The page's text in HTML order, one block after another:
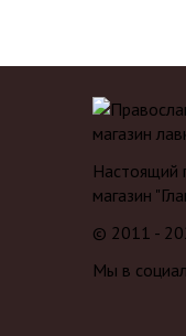
Настоящий
магазин
© 2011 -
Мы в